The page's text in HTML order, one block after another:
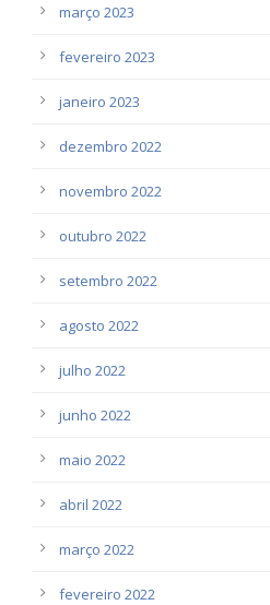
março 2023
fevereiro 2023
janeiro 2023
dezembro 2022
novembro 2022
outubro 2022
setembro 2022
agosto 2022
julho 2022
junho 2022
maio 2022
abril 2022
março 2022
fevereiro 2022